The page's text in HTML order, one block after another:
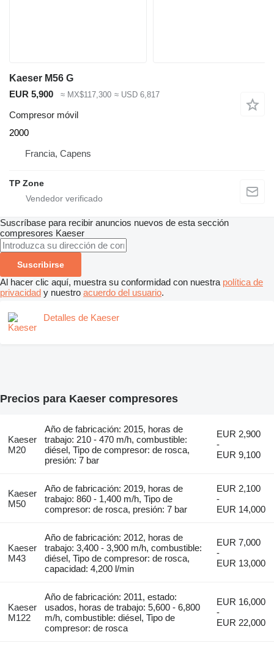
Kaeser M56 G
EUR 5,900
≈ MX$117,300 ≈ USD 6,817
Compresor móvil
2000
Francia, Capens
TP Zone
Suscríbase para recibir anuncios nuevos de esta sección
compresores Kaeser
Suscribirse
Al hacer clic aquí, muestra su conformidad con nuestra política de
privacidad y nuestro acuerdo del usuario.
Detalles de Kaeser
Precios para Kaeser compresores
Kaeser
M20
Año de fabricación: 2015, horas de
trabajo: 210 - 470 m/h, combustible:
diésel, Tipo de compresor: de rosca,
presión: 7 bar
EUR 2,900
-
EUR 9,100
Kaeser
M50
Año de fabricación: 2019, horas de
trabajo: 860 - 1,400 m/h, Tipo de
compresor: de rosca, presión: 7 bar
EUR 2,100
-
EUR 14,000
Kaeser
M43
Año de fabricación: 2012, horas de
trabajo: 3,400 - 3,900 m/h, combustible:
diésel, Tipo de compresor: de rosca,
capacidad: 4,200 l/min
EUR 7,000
-
EUR 13,000
Kaeser
M122
Año de fabricación: 2011, estado:
usados, horas de trabajo: 5,600 - 6,800
m/h, combustible: diésel, Tipo de
compresor: de rosca
EUR 16,000
-
EUR 22,000